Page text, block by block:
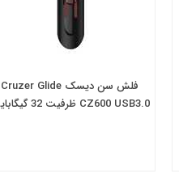
فلش سن دیسک Cruzer Glide
CZ600 USB3.0 ظرفیت 32 گیگابایت